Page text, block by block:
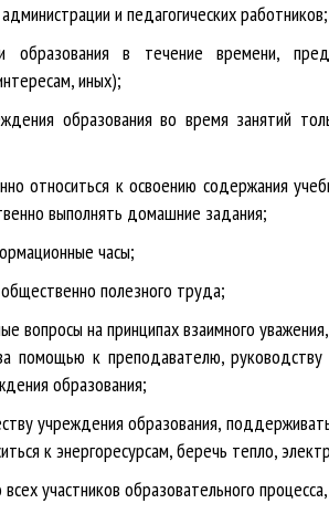
и педагогических работников;
в течение времени,
иных);
образования во время занятий
относиться к освоению содержания
выполнять домашние задания;
часы;
полезного труда;
вопросы на принципах взаимного
помощью к преподавателю, руководству
образования;
учреждения образования,
к энергоресурсам, беречь тепло,
участников образовательного